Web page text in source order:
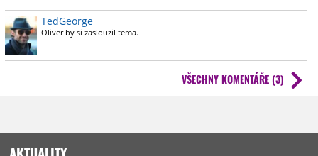
TedGeorge
Oliver by si zaslouzil tema.
VŠECHNY KOMENTÁŘE (3)